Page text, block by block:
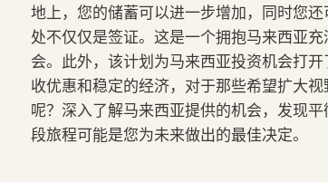
地上，您的储蓄可以进一步增加，同时您
处不仅仅是签证。这是一个拥抱马来西亚
会。此外，该计划为马来西亚投资机会打
收优惠和稳定的经济，对于那些希望扩大
呢？深入了解马来西亚提供的机会，发现
段旅程可能是您为未来做出的最佳决定。